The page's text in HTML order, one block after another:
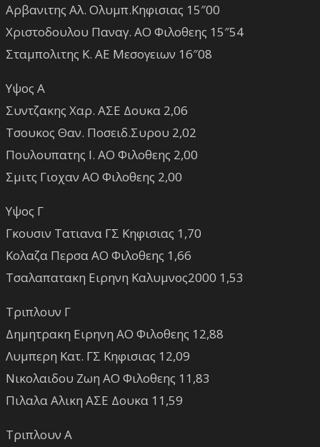
Αρβανιτης Αλ. Ολυμπ.Κηφισιας 15″00
Χριστοδουλου Παναγ. ΑΟ Φιλοθεης 15″54
Σταμπολιτης Κ. ΑΕ Μεσογειων 16″08
Υψος Α
Συντζακης Χαρ. ΑΣΕ Δουκα 2,06
Τσουκος Θαν. Ποσειδ.Συρου 2,02
Πουλουπατης Ι. ΑΟ Φιλοθεης 2,00
Σμιτς Γιοχαν ΑΟ Φιλοθεης 2,00
Υψος Γ
Γκουσιν Τατιανα ΓΣ Κηφισιας 1,70
Κολαζα Περσα ΑΟ Φιλοθεης 1,66
Τσαλαπατακη Ειρηνη Καλυμνος2000 1,53
Τριπλουν Γ
Δημητρακη Ειρηνη ΑΟ Φιλοθεης 12,88
Λυμπερη Κατ. ΓΣ Κηφισιας 12,09
Νικολαιδου Ζωη ΑΟ Φιλοθεης 11,83
Πιλαλα Αλικη ΑΣΕ Δουκα 11,59
Τριπλουν Α